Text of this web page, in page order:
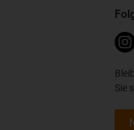
Sie